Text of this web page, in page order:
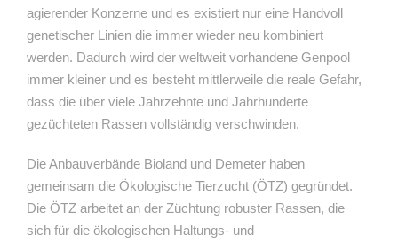
agierender Konzerne und es existiert nur eine Handvoll
genetischer Linien die immer wieder neu kombiniert
werden. Dadurch wird der weltweit vorhandene Genpool
immer kleiner und es besteht mittlerweile die reale Gefahr,
dass die über viele Jahrzehnte und Jahrhunderte
gezüchteten Rassen vollständig verschwinden.
Die Anbauverbände Bioland und Demeter haben
gemeinsam die Ökologische Tierzucht (ÖTZ) gegründet.
Die ÖTZ arbeitet an der Züchtung robuster Rassen, die
sich für die ökologischen Haltungs- und